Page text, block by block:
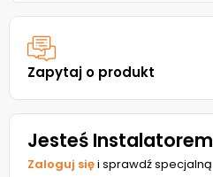
Zapytaj o produkt
Jesteś
Zaloguj sięi sprawdź